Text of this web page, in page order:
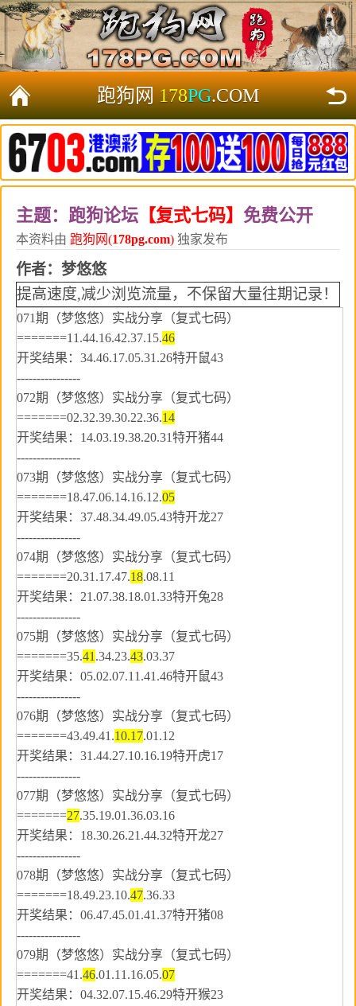
跑狗网178PG.COM
主题：跑狗论坛 【复式七码】 免费公开
本资料由 跑狗网(178pg.com) 独家发布
作者： 梦悠悠
提高速度,减少浏览流量，不保留大量往期记录！
071期（梦悠悠）实战分享（复式七码）
=======11.44.16.42.37.15.46
开奖结果：34.46.17.05.31.26特开鼠43
----------------
072期（梦悠悠）实战分享（复式七码）
=======02.32.39.30.22.36.14
开奖结果：14.03.19.38.20.31特开猪44
----------------
073期（梦悠悠）实战分享（复式七码）
=======18.47.06.14.16.12.05
开奖结果：37.48.34.49.05.43特开龙27
----------------
074期（梦悠悠）实战分享（复式七码）
=======20.31.17.47.18.08.11
开奖结果：21.07.38.18.01.33特开兔28
----------------
075期（梦悠悠）实战分享（复式七码）
=======35.41 .34.23.43.03.37
开奖结果：05.02.07.11.41.46特开鼠43
----------------
076期（梦悠悠）实战分享（复式七码）
=======43.49.41.10.17.01.12
开奖结果：31.44.27.10.16.19特开虎17
----------------
077期（梦悠悠）实战分享（复式七码）
=======27.35.19.01.36.03.16
开奖结果：18.30.26.21.44.32特开龙27
----------------
078期（梦悠悠）实战分享（复式七码）
=======18.49.23.10.47.36.33
开奖结果：06.47.45.01.41.37特开猪08
----------------
079期（梦悠悠）实战分享（复式七码）
=======41.46.01.11.16.05.07
开奖结果：04.32.07.15.46.29特开猴23